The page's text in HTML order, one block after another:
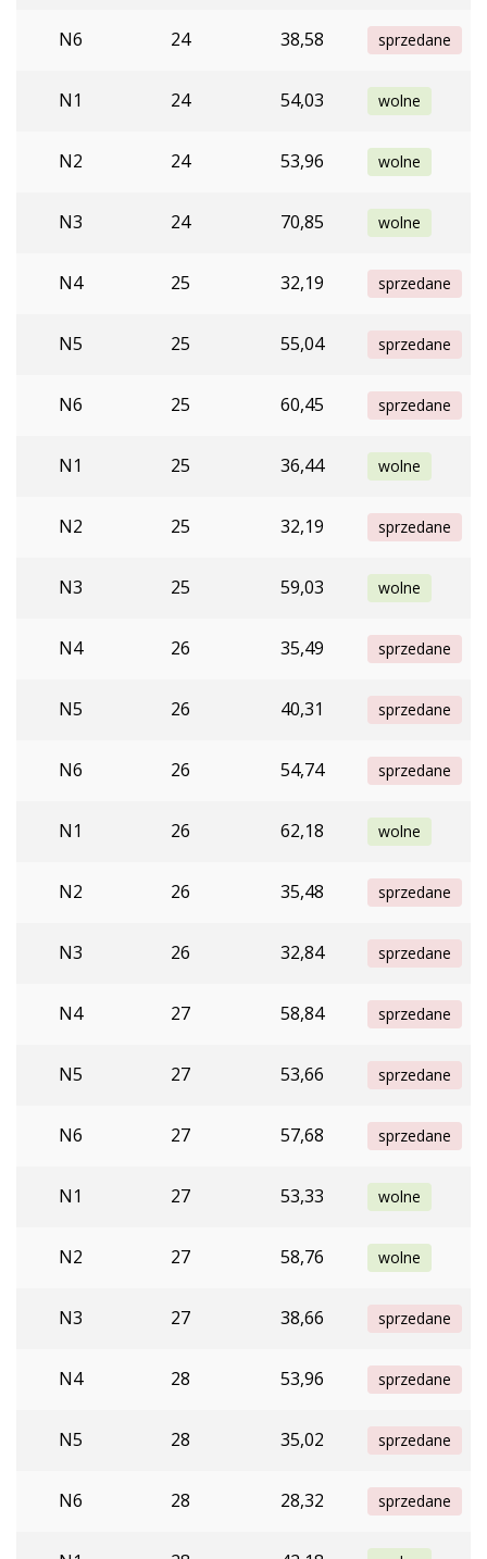
N6 24 38,58 sprzedane
N1 24 54,03 wolne
N2 24 53,96 wolne
N3 24 70,85 wolne
N4 25 32,19 sprzedane
N5 25 55,04 sprzedane
N6 25 60,45 sprzedane
N1 25 36,44 wolne
N2 25 32,19 sprzedane
N3 25 59,03 wolne
N4 26 35,49 sprzedane
N5 26 40,31 sprzedane
N6 26 54,74 sprzedane
N1 26 62,18 wolne
N2 26 35,48 sprzedane
N3 26 32,84 sprzedane
N4 27 58,84 sprzedane
N5 27 53,66 sprzedane
N6 27 57,68 sprzedane
N1 27 53,33 wolne
N2 27 58,76 wolne
N3 27 38,66 sprzedane
N4 28 53,96 sprzedane
N5 28 35,02 sprzedane
N6 28 28,32 sprzedane